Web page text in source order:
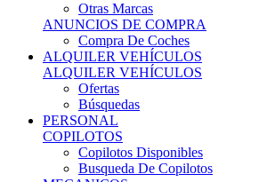
Otras Marcas
ANUNCIOS DE COMPRA
Compra De Coches
ALQUILER VEHÍCULOS
ALQUILER VEHÍCULOS
Ofertas
Búsquedas
PERSONAL
COPILOTOS
Copilotos Disponibles
Busqueda De Copilotos